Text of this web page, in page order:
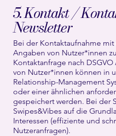
5. Kontakt /
Newsletter
Bei der Kontaktaufnahme
Angaben von Nutzer*innen
Kontaktanfrage nach
von Nutzer*innen können in
Relationship-Management
oder einer ähnlichen
gespeichert werden. Bei der
Swipes&Vibes auf die
Interessen (effiziente und
Nutzeranfragen).